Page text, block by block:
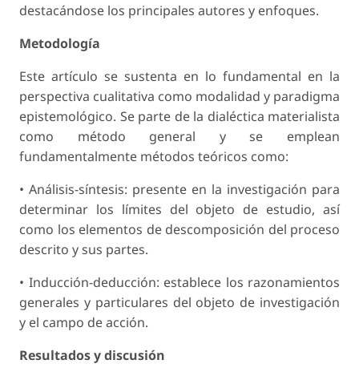
destacándose los principales autores y enfoques.
Metodología
Este artículo se sustenta en lo fundamental en la
perspectiva cualitativa como modalidad y paradigma
epistemológico. Se parte de la dialéctica materialista
como método general y se emplean
fundamentalmente métodos teóricos como:
• Análisis-síntesis: presente en la investigación para
determinar los límites del objeto de estudio, así
como los elementos de descomposición del proceso
descrito y sus partes.
• Inducción-deducción: establece los razonamientos
generales y particulares del objeto de investigación
y el campo de acción.
Resultados y discusión